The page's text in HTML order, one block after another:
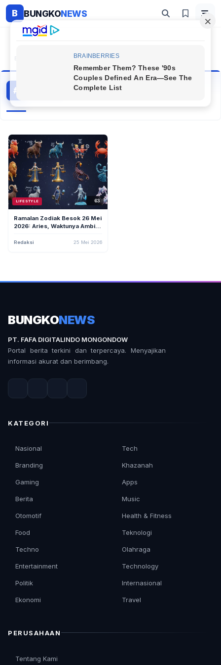
B BUNGKONEWS
Beranda
#
LIFESTYLE 63
Ramalan Zodiak Besok 26 Mei
2026: Aries, Waktunya Ambil
Redaksi 25 Mei 2026
BUNGKONEWS
PT. FAFA DIGITALINDO MONGONDOW
Portal berita terkini dan terpercaya. Menyajikan
informasi akurat dan berimbang.
KATEGORI
Nasional
Branding
Gaming
Berita
Otomotif
Tech
Khazanah
Apps
Music
Health & Fitness
Food
Techno
Entertainment
Politik
Ekonomi
Teknologi
Olahraga
Technology
Internasional
Travel
PERUSAHAAN
Tentang Kami